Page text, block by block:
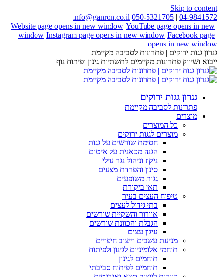
Skip to content
04-9841572
|
050-5321705
info@ganron.co.il
Website page opens in new window YouTube page opens in new
window Instagram page opens in new window Facebook page
opens in new window
גנרון גגות ירוקים | פתרונות לסביבה מקיימת
ייבוא ושיווק פתרונות מקיימים לתשתיות גינון ופיתוח נוף
גנרון גגות ירוקים
פתרונות לסביבה מקיימת
מוצרים
כל המוצרים
מוצרים לגגות ירוקים
חסימת שורשים על גגות
הגנה מכאנית על איטום
ניקוז וניהול נגר עילי
סינון והפרדת מצעים
גגות משופעים
תאי ביקורת
טיפוח העצים בעיר
בתי גידול לעצים
אוורור והשקיית שורשים
הגבלת והכוונת שורשים
עיגון עצים
מניעת עשבים וייצוב חיפויים
תוחמי אלומיניום לגינון ולפיתוח
תוחמים לגינון
תוחמים לפיתוח סביבתי